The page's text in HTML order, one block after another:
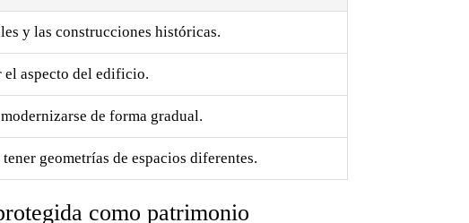
y las construcciones históricas.
el aspecto del edificio.
de forma gradual.
geometrías de espacios diferentes.
como patrimonio